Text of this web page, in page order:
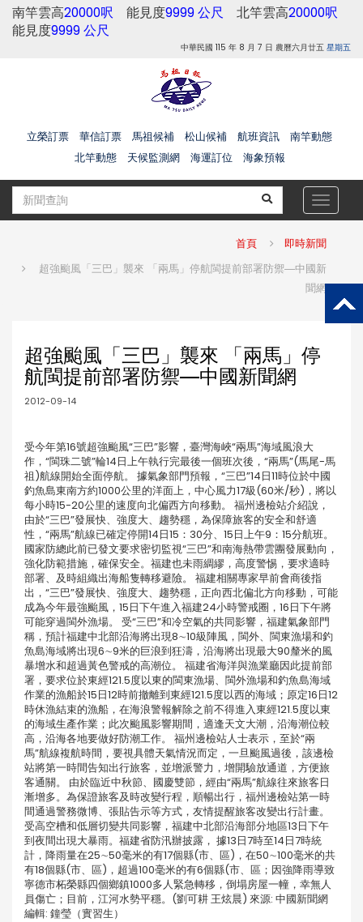
南竿雲高20000呎 能見度9999 公尺 北竿雲高20000呎
能見度9999 公尺
中華民國 115 年 8 月 7 日 農曆六月廿五 星期五
立榮訂票 華信訂票 馬祖候補 松山候補 航班資訊
南竿動態
北竿動態
天候監測網 海運訂位 海象預報
Toggle
首頁 即時新聞
超強颱風「三巴」襲來 「兩馬」停航閩提前部署防禦—中國新
聞網
超強颱風「三巴」襲來 「兩馬」停
航閩提前部署防禦—中國新聞網
2012-09-14
受今年第16號超強颱風“三巴”影響，臺灣海峽“兩馬”海域風浪大
作，“閩珠二號”輪14日上午執行完最後一個班次後，“兩馬”(馬尾-馬
祖)航線開始全面停航。 據氣象部門預報，“三巴”14日11時位於中國
釣魚島東南方約1000公里的洋面上，中心風力17級(60米/秒)，將以
每小時15-20公里的速度向北偏西方向移動。 福州邊檢站介紹說，
由於“三巴”發展快、強度大、趨勢穩，為保障旅客的安全和舒適
性，“兩馬”航線已確定停開14日15：30分、15日上午9：15分航班。
國家防總此前已發文要求密切監視“三巴”和南海熱帶雲團發展動向，
強化防範措施，確保安全。福建也未雨綢繆，高度警惕，要求適時
部署、及時組織出海船隻轉移避險。 福建相關專家早前會商後指
出，“三巴”發展快、強度大、趨勢穩，正向西北偏北方向移動，可能
成為今年最強颱風，15日下午進入福建24小時警戒圈，16日下午將
可能穿過閩外漁場。 受“三巴”和冷空氣的共同影響，福建氣象部門
稱，預計福建中北部沿海將出現8∼10級陣風，閩外、閩東漁場和釣
魚島海域將出現6∼9米的巨浪到狂濤，沿海將出現最大90釐米的風
暴增水和超過黃色警戒的高潮位。 福建省海洋與漁業廳因此提前部
署，要求位於東經121.5度以東的閩東漁場、閩外漁場和釣魚島海域
作業的漁船於15日12時前撤離到東經121.5度以西的海域；原定16日12
時休漁結束的漁船，在海浪警報解除之前不得進入東經121.5度以東
的海域生產作業；此次颱風影響期間，適逢天文大潮，沿海潮位較
高，沿海各地要做好防潮工作。 福州邊檢站人士表示，至於“兩
馬”航線複航時間，要視具體天氣情況而定，一旦颱風過後，該邊檢
站將第一時間告知出行旅客，並增派警力，增開驗放通道，方便旅
客通關。 由於臨近中秋節、國慶雙節，經由“兩馬”航線往來旅客日
漸增多。為保證旅客及時改變行程，順暢出行，福州邊檢站第一時
間通過警務微博、張貼告示等方式，友情提醒旅客改變出行計畫。
受高空槽和低層切變共同影響，福建中北部沿海部分地區13日下午
到夜間出現大暴雨。福建省防汛辦披露， 據13日7時至14日7時統
計，降雨量在25∼50毫米的有17個縣(市、區)，在50∼100毫米的共
有18個縣(市、區)，超過100毫米的有6個縣(市、區；因強降雨導致
寧德市柘榮縣四個鄉鎮1000多人緊急轉移，倒塌房屋一幢，幸無人
員傷亡；目前，江河水勢平穩。(劉可耕 王炫晨) 來源: 中國新聞網
編輯: 鐘瑩（實習生）